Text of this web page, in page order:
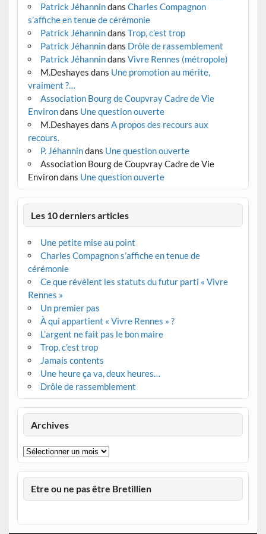
Patrick Jéhannindans Charles Compagnon
s’affiche en tenue de cérémonie
Patrick Jéhannindans Trop, c’est trop
Patrick Jéhannindans Drôle de rassemblement
Patrick Jéhannindans Vivre Rennes (métropole)
M.Deshayes dans Une promotion au mérite,
vraiment ?…
Association Bourg de Coupvray Cadre de Vie
Environdans Une question ouverte
M.Deshayes dans A propos des recours aux
recours.
P. Jéhannindans Une question ouverte
Association Bourg de Coupvray Cadre de Vie
Environdans Une question ouverte
Les 10 derniers articles
Une petite mise au point
Charles Compagnon s’affiche en tenue de
cérémonie
Ce que révèlent les statuts du futur parti « Vivre
Rennes »
Un premier pas
À qui appartient « Vivre Rennes » ?
L’argent ne fait pas le bon maire
Trop, c’est trop
Jamais contents
Une heure ça va, deux heures…
Drôle de rassemblement
Archives
Archives
Etre ou ne pas être Bretillien